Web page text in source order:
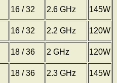
16 / 32 2.6 GHz
145W
16 / 32 2.2 GHz
120W
18 / 36 2 GHz
120W
18 / 36 2.3 GHz
145W